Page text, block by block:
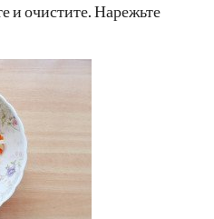
и очистите. Нарежьте